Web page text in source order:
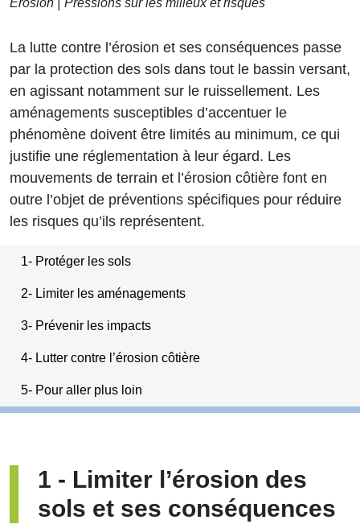
Érosion Pressions sur les milieux et risques
La lutte contre l’érosion et ses conséquences passe
par la protection des sols dans tout le bassin versant,
en agissant notamment sur le ruissellement. Les
aménagements susceptibles d’accentuer le
phénomène doivent être limités au minimum, ce qui
justifie une réglementation à leur égard. Les
mouvements de terrain et l’érosion côtière font en
outre l’objet de préventions spécifiques pour réduire
les risques qu’ils représentent.
1- Protéger les sols
2- Limiter les aménagements
3- Prévenir les impacts
4- Lutter contre l’érosion côtière
5- Pour aller plus loin
1 - Limiter l’érosion des
sols et ses conséquences